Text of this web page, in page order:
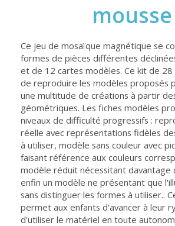
mousse
Ce jeu de mosaïque magnétique se
formes de pièces différentes
et de 12 cartes modèles. Ce kit de
de reproduire les modèles proposés
une multitude de créations à partir
géométriques. Les fiches modèles
niveaux de difficulté progressifs :
réelle avec représentations fidèles
à utiliser, modèle sans couleur avec
faisant référence aux couleurs
modèle réduit nécessitant
enfin un modèle ne présentant que
sans distinguer les formes à utiliser..
permet aux enfants d'avancer à leur
d'utiliser le matériel en toute